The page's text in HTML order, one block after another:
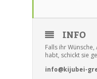
INFO
Falls ihr
habt, schickt sie
info@kijubei-